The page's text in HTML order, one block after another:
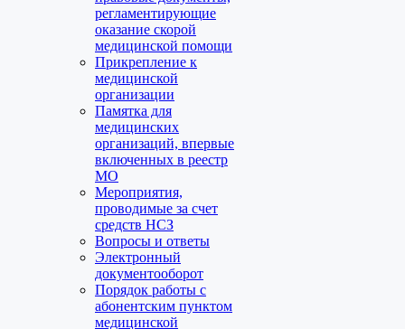
регламентирующие
оказание скорой
медицинской помощи
Прикрепление к
медицинской
организации
Памятка для
медицинских
организаций, впервые
включенных в реестр
МО
Мероприятия,
проводимые за счет
средств НСЗ
Вопросы и ответы
Электронный
документооборот
Порядок работы с
абонентским пунктом
медицинской